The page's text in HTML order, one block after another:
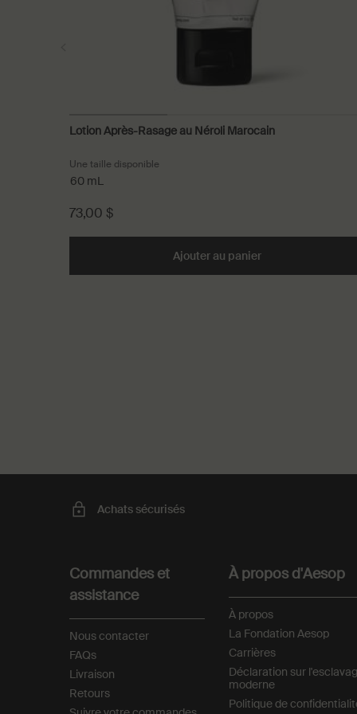
Lotion Après-Rasage au Néroli Marocain
Une taille disponible
60 mL
73,00 $
Ajouter au panierAdd the Lotion
Achats sécurisés
Commandes et
assistance
Nous contacter
FAQs
Livraison
Retours
À propos d'Aesop
À propos
La Fondation Aesop
Carrières
Déclaration sur
moderne
Politique de